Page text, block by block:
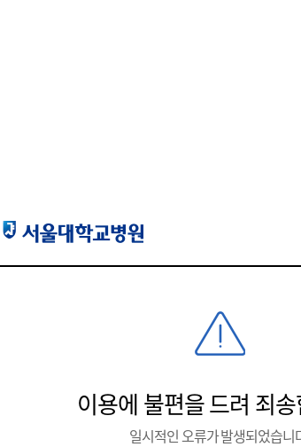
이용에 불편을 드려 죄
일시적인 오류가 발생되었습니